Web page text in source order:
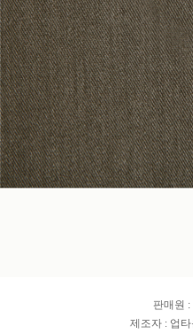
판매원 :
제조자 : 업